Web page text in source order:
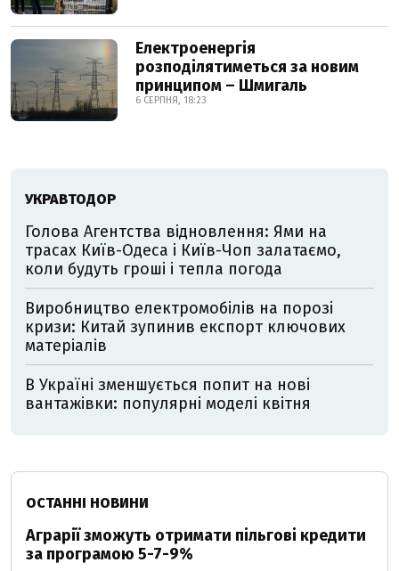
Електроенергія
розподілятиметься за новим
принципом – Шмигаль
6 СЕРПНЯ, 18:23
УКРАВТОДОР
Голова Агентства відновлення: Ями на
трасах Київ-Одеса і Київ-Чоп залатаємо,
коли будуть гроші і тепла погода
Виробництво електромобілів на порозі
кризи: Китай зупинив експорт ключових
матеріалів
В Україні зменшується попит на нові
вантажівки: популярні моделі квітня
ОСТАННІ НОВИНИ
Аграрії зможуть отримати пільгові кредити
за програмою 5-7-9%